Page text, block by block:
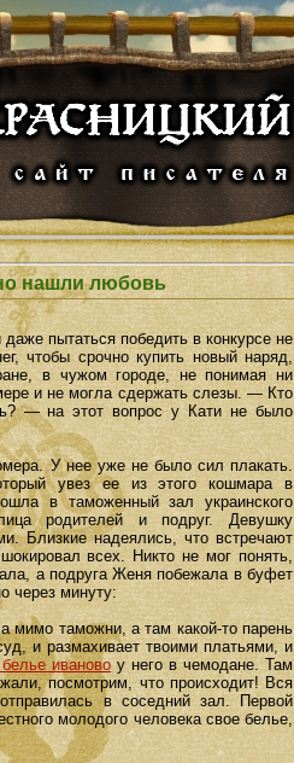
нашли любовь
пытаться победить в конкурсе не
чтобы срочно купить новый наряд,
в чужом городе, не понимая ни
и не могла сдержать слезы. — Кто
— на этот вопрос у Кати не было
У нее уже не было сил плакать.
увез ее из этого кошмара в
в таможенный зал украинского
родителей и подруг. Девушку
Близкие надеялись, что встречают
всех. Никто не мог понять,
а подруга Женя побежала в буфет
через минуту:
мимо таможни, а там какой-то парень
и размахивает твоими платьями, и
ивановоу него в чемодане. Там
посмотрим, что происходит! Вся
в соседний зал. Первой
молодого человека свое белье,